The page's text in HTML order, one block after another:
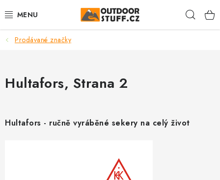
na
🏕️VÝPRODEJ
VAŘIČE A NÁDOBÍ
BUSHCRAFT
Prodávané značky
Hultafors, Strana 2
Hultafors - ručně vyráběné sekery na celý život